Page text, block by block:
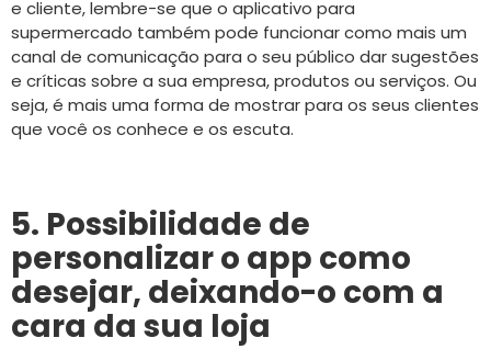
e cliente, lembre-se que o aplicativo para
supermercado também pode funcionar como mais um
canal de comunicação para o seu público dar sugestões
e críticas sobre a sua empresa, produtos ou serviços. Ou
seja, é mais uma forma de mostrar para os seus clientes
que você os conhece e os escuta.
5. Possibilidade de
personalizar o app como
desejar, deixando-o com a
cara da sua loja